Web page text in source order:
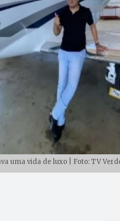
uma vida de luxo | Foto: TV